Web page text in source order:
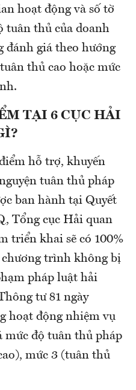
hoạt động và số tờ
tuân thủ của doanh
đánh giá theo hướng
thủ cao hoặc mức
TẠI 6 CỤC HẢI
hỗ trợ, khuyến
tuân thủ pháp
ban hành tại Quyết
Tổng cục Hải quan
triển khai sẽ có 100%
trình không bị
pháp luật hải
tư 81 ngày
hoạt động nhiệm vụ
mức độ tuân thủ pháp
mức 3 (tuân thủ